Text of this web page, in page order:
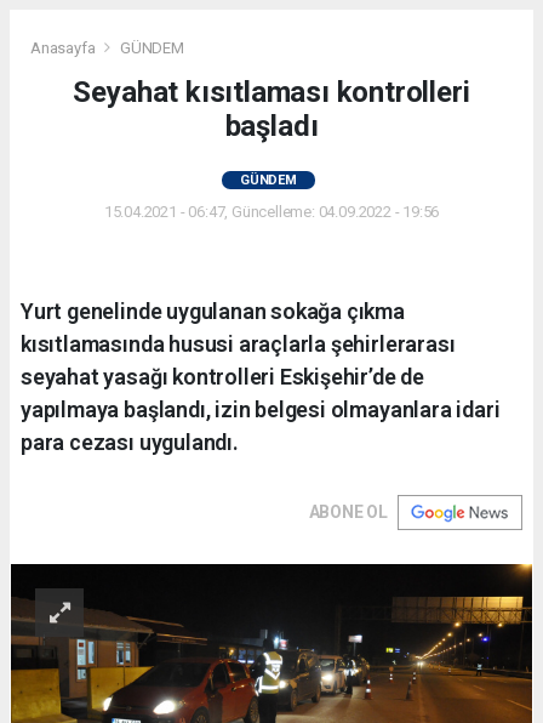
Anasayfa GÜNDEM
Seyahat kısıtlaması kontrolleri
başladı
GÜNDEM
15.04.2021 - 06:47, Güncelleme: 04.09.2022 - 19:56
Yurt genelinde uygulanan sokağa çıkma
kısıtlamasında hususi araçlarla şehirlerarası
seyahat yasağı kontrolleri Eskişehir’de de
yapılmaya başlandı, izin belgesi olmayanlara idari
para cezası uygulandı.
ABONE OL